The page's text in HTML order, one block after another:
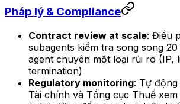
Pháp lý & Compliance
Contract review at scale: Điều
subagents kiểm tra song song
agent chuyên một loại rủi ro (IP,
termination)
Regulatory monitoring: Tự động
Tài chính và Tổng cục Thuế